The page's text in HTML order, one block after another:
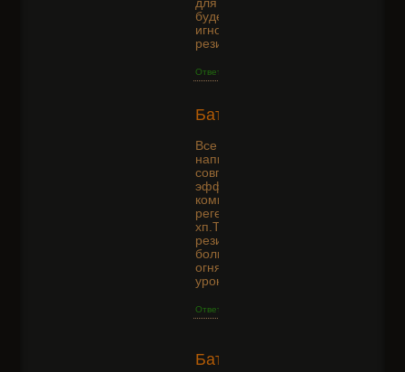
будет идти
игнорирование
резиста?
Ответить
Батя
Все что выше
написал не правда)
совпало).Негативный
эффект можно
компенсировать хп
регеном и банками
хп.Так же банкой на
резист от огня.Чем
больше резиста от
огня тем меньше
урона идет.
Ответить
Батя